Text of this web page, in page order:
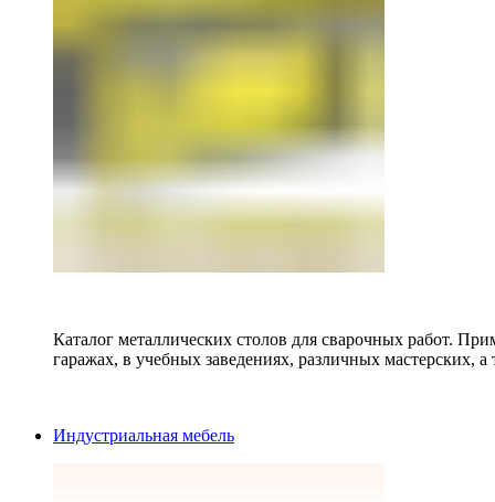
Каталог металлических столов для сварочных работ.
гаражах, в учебных заведениях, различных мастерских, а
Индустриальная мебель